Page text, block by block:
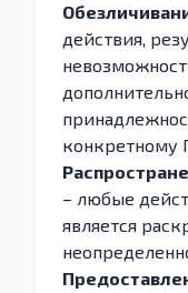
действия,
конкретному
– любые
является